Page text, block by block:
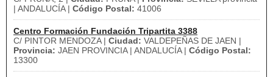
| ANDALUCÍA | Código Postal: 41006
Centro Formación Fundación Tripartita 3388
C/ PINTOR MENDOZA | Ciudad: VALDEPEÑAS DE JAEN |
Provincia: JAEN PROVINCIA | ANDALUCÍA | Código Postal:
13300